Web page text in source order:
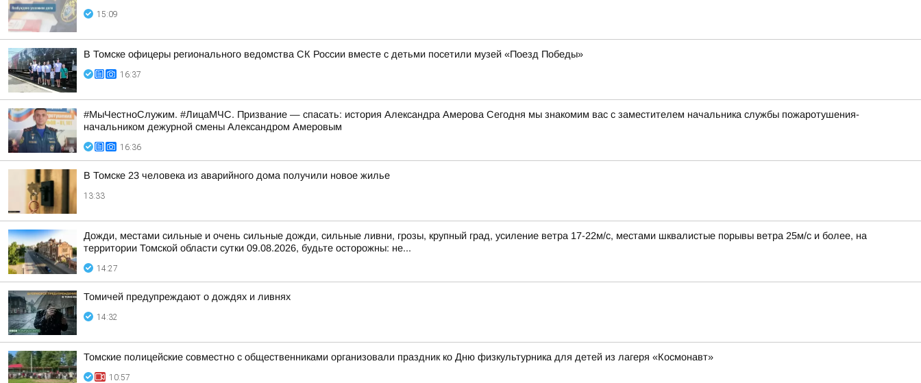
15:09
В Томске офицеры регионального ведомства СК России вместе с детьми посетили музей «Поезд Победы»
16:37
#МыЧестноСлужим. #ЛицаМЧС. Призвание — спасать: история Александра Амерова Сегодня мы знакомим вас с заместителем начальника службы пожаротушения-
начальником дежурной смены Александром Амеровым
16:36
В Томске 23 человека из аварийного дома получили новое жилье
13:33
Дожди, местами сильные и очень сильные дожди, сильные ливни, грозы, крупный град, усиление ветра 17-22м/с, местами шквалистые порывы ветра 25м/с и более, на
территории Томской области сутки 09.08.2026, будьте осторожны: не...
14:27
Томичей предупреждают о дождях и ливнях
14:32
Томские полицейские совместно с общественниками организовали праздник ко Дню физкультурника для детей из лагеря «Космонавт»
10:57